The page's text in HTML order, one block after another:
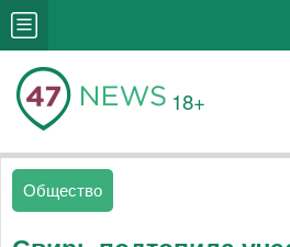
18+
Общество